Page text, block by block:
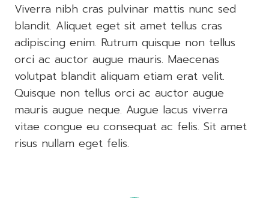
Viverra nibh cras pulvinar mattis nunc sed
blandit. Aliquet eget sit amet tellus cras
adipiscing enim. Rutrum quisque non tellus
orci ac auctor augue mauris. Maecenas
volutpat blandit aliquam etiam erat velit.
Quisque non tellus orci ac auctor augue
mauris augue neque. Augue lacus viverra
vitae congue eu consequat ac felis. Sit amet
risus nullam eget felis.